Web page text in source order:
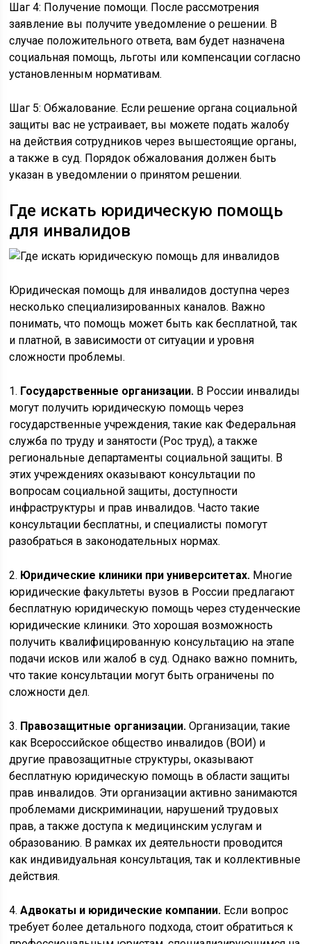
Шаг 4: Получение помощи. После рассмотрения
заявление вы получите уведомление о решении. В
случае положительного ответа, вам будет назначена
социальная помощь, льготы или компенсации согласно
установленным нормативам.
Шаг 5: Обжалование. Если решение органа социальной
защиты вас не устраивает, вы можете подать жалобу
на действия сотрудников через вышестоящие органы,
а также в суд. Порядок обжалования должен быть
указан в уведомлении о принятом решении.
Где искать юридическую помощь
для инвалидов
Юридическая помощь для инвалидов доступна через
несколько специализированных каналов. Важно
понимать, что помощь может быть как бесплатной, так
и платной, в зависимости от ситуации и уровня
сложности проблемы.
1. Государственные организации. В России инвалиды
могут получить юридическую помощь через
государственные учреждения, такие как Федеральная
служба по труду и занятости (Рос труд), а также
региональные департаменты социальной защиты. В
этих учреждениях оказывают консультации по
вопросам социальной защиты, доступности
инфраструктуры и прав инвалидов. Часто такие
консультации бесплатны, и специалисты помогут
разобраться в законодательных нормах.
2. Юридические клиники при университетах. Многие
юридические факультеты вузов в России предлагают
бесплатную юридическую помощь через студенческие
юридические клиники. Это хорошая возможность
получить квалифицированную консультацию на этапе
подачи исков или жалоб в суд. Однако важно помнить,
что такие консультации могут быть ограничены по
сложности дел.
3. Правозащитные организации. Организации, такие
как Всероссийское общество инвалидов (ВОИ) и
другие правозащитные структуры, оказывают
бесплатную юридическую помощь в области защиты
прав инвалидов. Эти организации активно занимаются
проблемами дискриминации, нарушений трудовых
прав, а также доступа к медицинским услугам и
образованию. В рамках их деятельности проводится
как индивидуальная консультация, так и коллективные
действия.
4.Адвокаты и юридические компании. Если вопрос
требует более детального подхода, стоит обратиться к